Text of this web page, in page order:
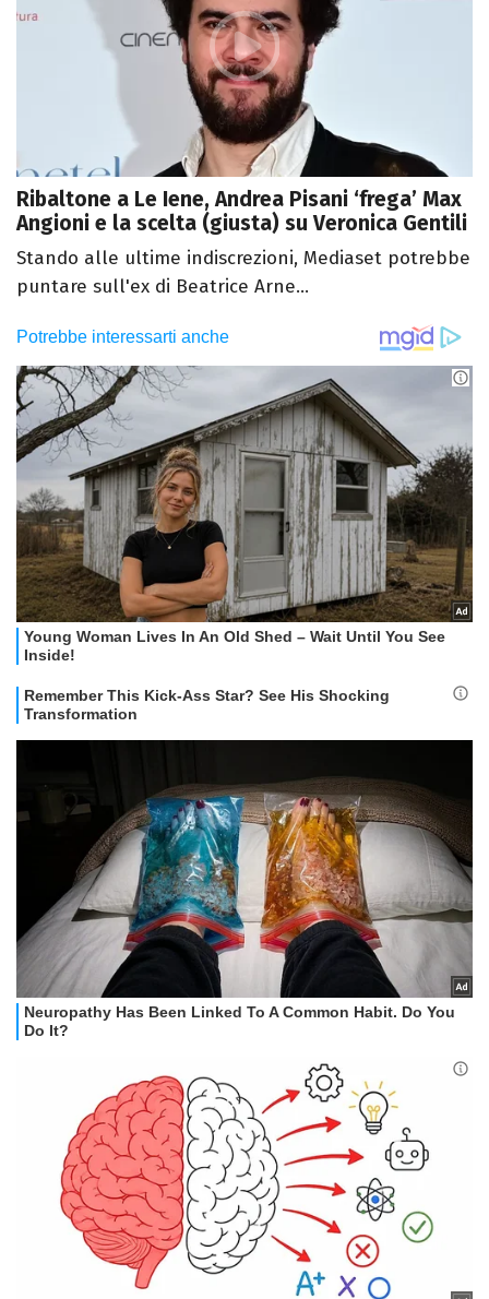
Ribaltone a Le Iene, Andrea Pisani ‘frega’ Max
Angioni e la scelta (giusta) su Veronica Gentili
Stando alle ultime indiscrezioni, Mediaset potrebbe
puntare sull'ex di Beatrice Arne...